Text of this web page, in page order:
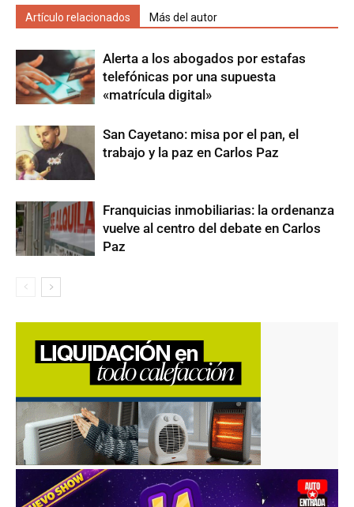
Artículo relacionados Más del autor
Alerta a los abogados por estafas
telefónicas por una supuesta
«matrícula digital»
San Cayetano: misa por el pan, el
trabajo y la paz en Carlos Paz
Franquicias inmobiliarias: la ordenanza
vuelve al centro del debate en Carlos
Paz